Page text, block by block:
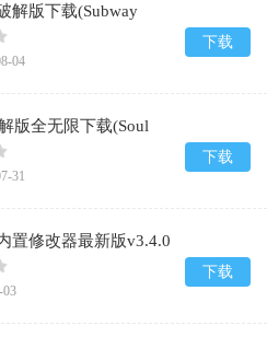
解版下载(Subway
04
下载
版全无限下载(Soul
31
下载
置修改器最新版v3.4.0
03
下载